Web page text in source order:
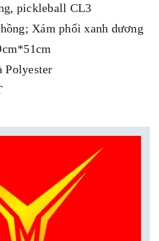
pickleball CL3
Xám phối xanh dương
Polyester